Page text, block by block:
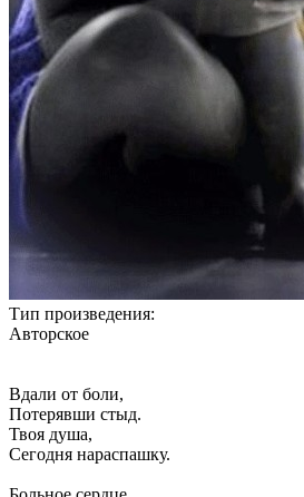
Тип произведения:
Авторское
Вдали от боли,
Потерявши стыд.
Твоя душа,
Сегодня нараспашку.